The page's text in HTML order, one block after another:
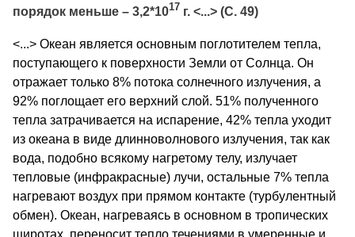
порядок меньше – 3,2*1017 г. <...> (С. 49)
<...> Океан является основным поглотителем тепла,
поступающего к поверхности Земли от Солнца. Он
отражает только 8% потока солнечного излучения, а
92% поглощает его верхний слой. 51% полученного
тепла затрачивается на испарение, 42% тепла уходит
из океана в виде длинноволнового излучения, так как
вода, подобно всякому нагретому телу, излучает
тепловые (инфракрасные) лучи, остальные 7% тепла
нагревают воздух при прямом контакте (турбулентный
обмен). Океан, нагреваясь в основном в тропических
широтах, переносит тепло течениями в умеренные и